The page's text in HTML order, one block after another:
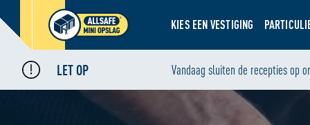
KIES EEN VESTIGING
LET OP Vandaag sluiten de recepties op